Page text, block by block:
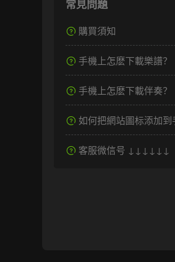
常見問題
購買須知
手機上怎麽下載樂譜？
手機上怎麽下載伴奏？
如何把網站圖标添加到
客服微信号 ↓↓↓↓↓↓